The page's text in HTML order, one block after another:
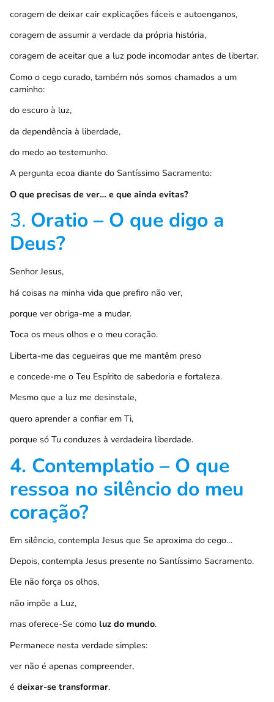
coragem de deixar cair explicações fáceis e autoenganos,
coragem de assumir a verdade da própria história,
coragem de aceitar que a luz pode incomodar antes de libertar.
Como o cego curado, também nós somos chamados a um
caminho:
do escuro à luz,
da dependência à liberdade,
do medo ao testemunho.
A pergunta ecoa diante do Santíssimo Sacramento:
O que precisas de ver… e que ainda evitas?
3. Oratio – O que digo a
Deus?
Senhor Jesus,
há coisas na minha vida que prefiro não ver,
porque ver obriga-me a mudar.
Toca os meus olhos e o meu coração.
Liberta-me das cegueiras que me mantêm preso
e concede-me o Teu Espírito de sabedoria e fortaleza.
Mesmo que a luz me desinstale,
quero aprender a confiar em Ti,
porque só Tu conduzes à verdadeira liberdade.
4. Contemplatio – O que
ressoa no silêncio do meu
coração?
Em silêncio, contempla Jesus que Se aproxima do cego…
Depois, contempla Jesus presente no Santíssimo Sacramento.
Ele não força os olhos,
não impõe a Luz,
mas oferece-Se como luz do mundo.
Permanece nesta verdade simples:
ver não é apenas compreender,
é deixar-se transformar.